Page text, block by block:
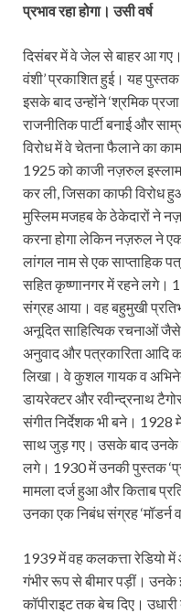
प्रभाव रहा होगा। उसी वर्ष
दिसंबर में वे जेल से बाहर आ
वंशी’ प्रकाशित हुई। यह
इसके बाद उन्होंने ‘श्रमिक
राजनीतिक पार्टी बनाई और
विरोध में वे चेतना फैलाने का
1925 को काजी नज़रुल इस्लाम
कर ली, जिसका काफी विरोध
मुस्लिम मजहब के ठेकेदारों ने
करना होगा लेकिन नज़रुल ने
लांगल नाम से एक साप्ताहिक
सहित कृष्णानगर में रहने लगे।
संग्रह आया। वह बहुमुखी
अनूदित साहित्यिक रचनाओं
अनुवाद और पत्रकारिता आदि
लिखा। वे कुशल गायक व
डायरेक्टर और रवीन्द्रनाथ
संगीत निर्देशक भी बने। 1928
साथ जुड़ गए। उसके बाद उनके
लगे। 1930 में उनकी पुस्तक
मामला दर्ज हुआ और किताब
उनका एक निबंध संग्रह ‘मॉडर्न
1939 में वह कलकत्ता रेडियो में
गंभीर रूप से बीमार पड़ीं।
कॉपीराइट तक बेच दिए।